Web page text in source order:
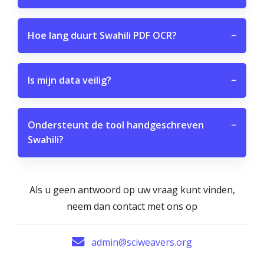
Hoe lang duurt Swahili PDF OCR? −
Is mijn data veilig? −
Ondersteunt de tool handgeschreven
Swahili?
−
Als u geen antwoord op uw vraag kunt vinden,
neem dan contact met ons op
admin@sciweavers.org